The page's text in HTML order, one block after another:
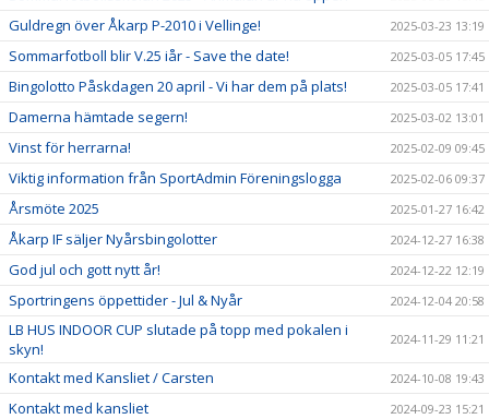
Guldregn över Åkarp P-2010 i Vellinge! 2025-03-23 13:19
Sommarfotboll blir V.25 iår - Save the date! 2025-03-05 17:45
Bingolotto Påskdagen 20 april - Vi har dem på plats! 2025-03-05 17:41
Damerna hämtade segern! 2025-03-02 13:01
Vinst för herrarna! 2025-02-09 09:45
Viktig information från SportAdmin Föreningslogga 2025-02-06 09:37
Årsmöte 2025 2025-01-27 16:42
Åkarp IF säljer Nyårsbingolotter 2024-12-27 16:38
God jul och gott nytt år! 2024-12-22 12:19
Sportringens öppettider - Jul & Nyår 2024-12-04 20:58
LB HUS INDOOR CUP slutade på topp med pokalen i
skyn!
2024-11-29 11:21
Kontakt med Kansliet / Carsten 2024-10-08 19:43
Kontakt med kansliet 2024-09-23 15:21